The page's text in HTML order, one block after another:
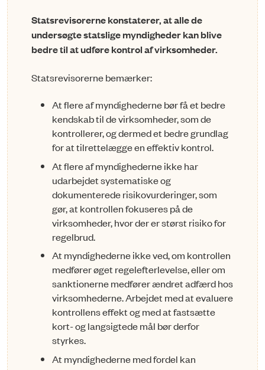
Statsrevisorerne konstaterer, at alle de
undersøgte statslige myndigheder kan blive
bedre til at udføre kontrol af virksomheder.
Statsrevisorerne bemærker:
At flere af myndighederne bør få et bedre
kendskab til de virksomheder, som de
kontrollerer, og dermed et bedre grundlag
for at tilrettelægge en effektiv kontrol.
At flere af myndighederne ikke har
udarbejdet systematiske og
dokumenterede risikovurderinger, som
gør, at kontrollen fokuseres på de
virksomheder, hvor der er størst risiko for
regelbrud.
At myndighederne ikke ved, om kontrollen
medfører øget regelefterlevelse, eller om
sanktionerne medfører ændret adfærd hos
virksomhederne. Arbejdet med at evaluere
kontrollens effekt og med at fastsætte
kort- og langsigtede mål bør derfor
styrkes.
At myndighederne med fordel kan